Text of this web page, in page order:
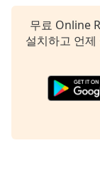
Text
Color
무료 Online
설치하고 언